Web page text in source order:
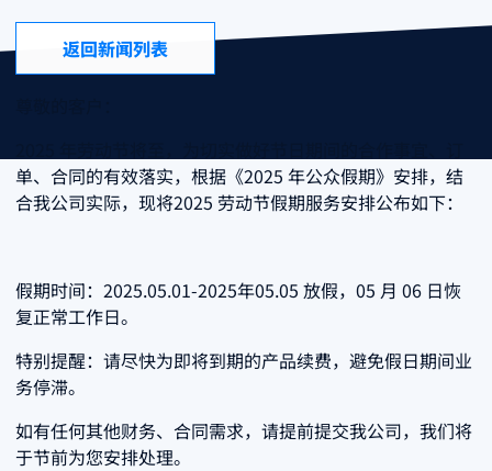
返回新闻列表
单、合同的有效落实，根据《2025 年公众假期》安排，结
合我公司实际，现将2025 劳动节假期服务安排公布如下：
假期时间：2025.05.01-2025年05.05 放假，05 月 06 日恢
复正常工作日。
特别提醒：请尽快为即将到期的产品续费，避免假日期间业
务停滞。
如有任何其他财务、合同需求，请提前提交我公司，我们将
于节前为您安排处理。